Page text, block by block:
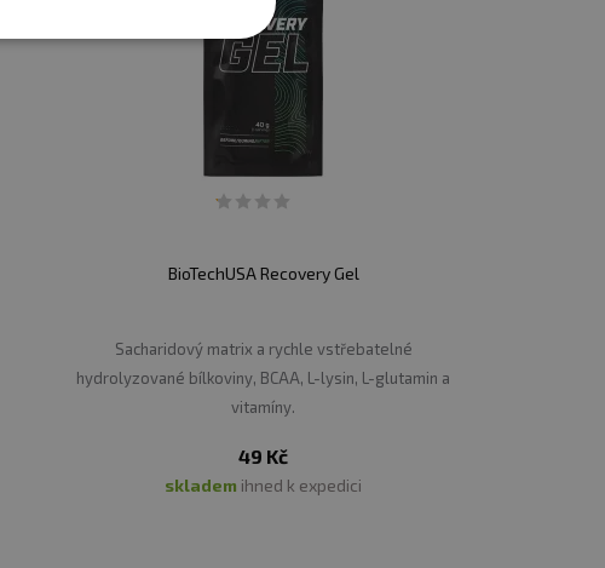
BioTechUSA Recovery Gel
Sacharidový matrix a rychle vstřebatelné
hydrolyzované bílkoviny, BCAA, L-lysin, L-glutamin a
vitamíny.
49 Kč
skladem ihned k expedici